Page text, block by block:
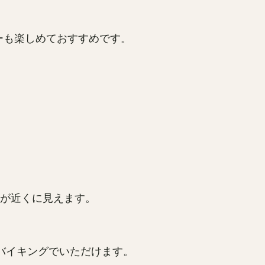
楽しめておすすめです。
近くに見えます。
キングでいただけます。